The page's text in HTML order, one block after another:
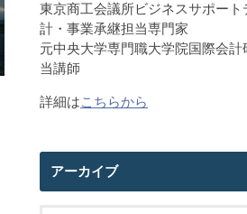
東京商工会議所ビジネスサポー
計・事業承継担当専門家
元中央大学専門職大学院国際会
当講師
詳細はこちらから
アーカイブ